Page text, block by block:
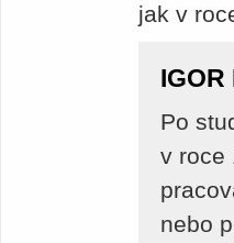
jak v
IGOR
Po
v roce
nebo